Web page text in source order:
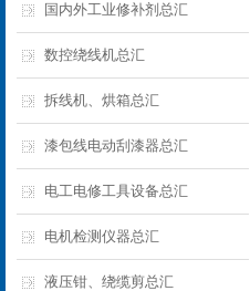
国内外工业修补剂总汇
数控绕线机总汇
拆线机、烘箱总汇
漆包线电动刮漆器总汇
电工电修工具设备总汇
电机检测仪器总汇
液压钳、绕缆剪总汇